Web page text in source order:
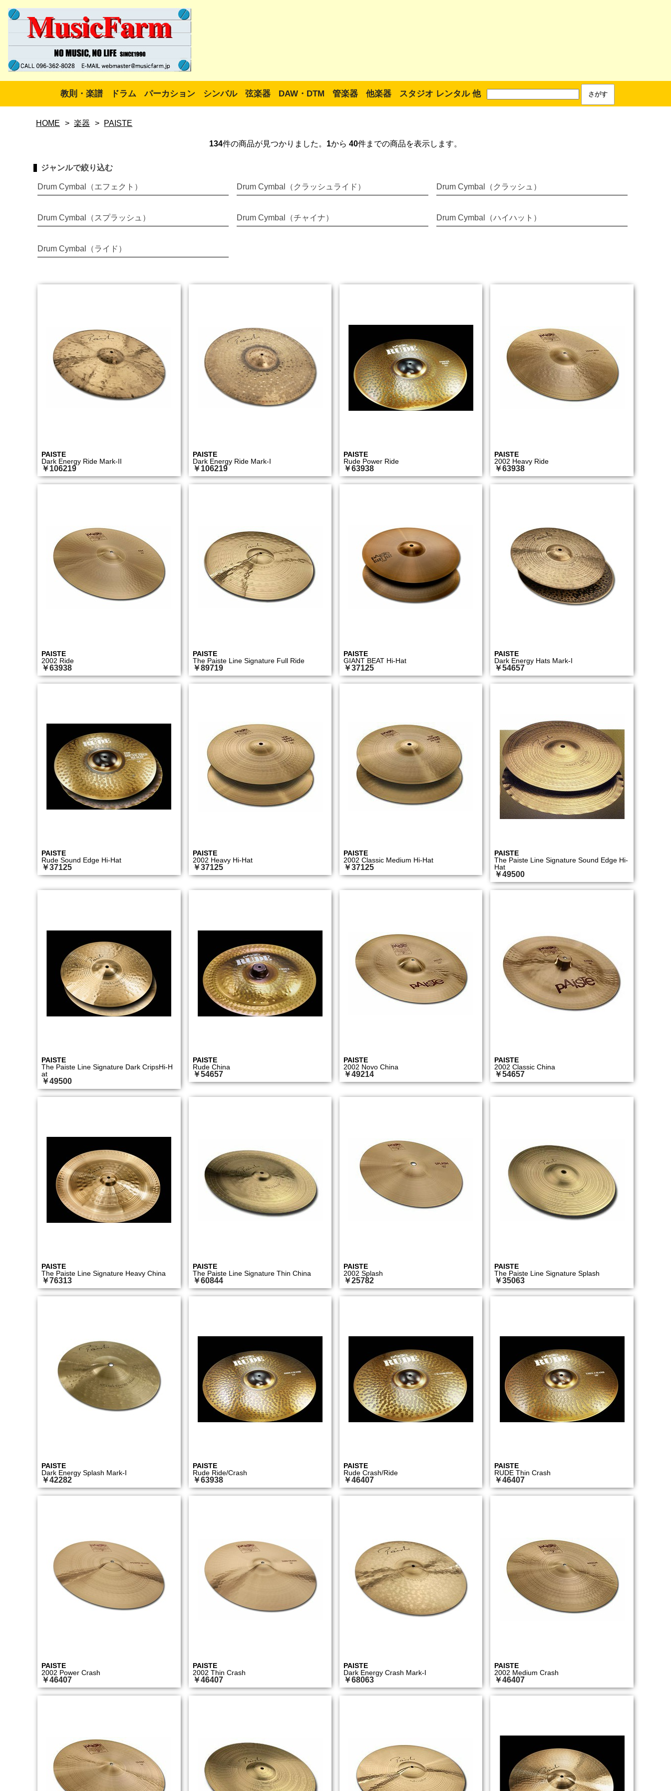
教則・楽譜 ドラム パーカション シンバル 弦楽器 DAW・DTM 管楽器 他楽器 スタジオ レンタル 他
HOME > 楽器 > PAISTE
134件の商品が見つかりました。 1から 40件までの商品を表示します。
ジャンルで絞り込む
Drum Cymbal（エフェクト） Drum Cymbal（クラッシュライド） Drum Cymbal（クラッシュ）
Drum Cymbal（スプラッシュ） Drum Cymbal（チャイナ） Drum Cymbal（ハイハット）
Drum Cymbal（ライド）
PAISTE
Dark Energy Ride Mark-II
￥106219
PAISTE
Dark Energy Ride Mark-I
￥106219
PAISTE
Rude Power Ride
￥63938
PAISTE
2002 Heavy Ride
￥63938
PAISTE
2002 Ride
￥63938
PAISTE
The Paiste Line Signature Full Ride
￥89719
PAISTE
GIANT BEAT Hi-Hat
￥37125
PAISTE
Dark Energy Hats Mark-I
￥54657
PAISTE
Rude Sound Edge Hi-Hat
￥37125
PAISTE
2002 Heavy Hi-Hat
￥37125
PAISTE
2002 Classic Medium Hi-Hat
￥37125
PAISTE
The Paiste Line Signature Sound Edge Hi-
Hat
￥49500
PAISTE
The Paiste Line Signature Dark CripsHi-H
at
￥49500
PAISTE
Rude China
￥54657
PAISTE
2002 Novo China
￥49214
PAISTE
2002 Classic China
￥54657
PAISTE
The Paiste Line Signature Heavy China
￥76313
PAISTE
The Paiste Line Signature Thin China
￥60844
PAISTE
2002 Splash
￥25782
PAISTE
The Paiste Line Signature Splash
￥35063
PAISTE
Dark Energy Splash Mark-I
￥42282
PAISTE
Rude Ride/Crash
￥63938
PAISTE
Rude Crash/Ride
￥46407
PAISTE
RUDE Thin Crash
￥46407
PAISTE
2002 Power Crash
￥46407
PAISTE
2002 Thin Crash
￥46407
PAISTE
Dark Energy Crash Mark-I
￥68063
PAISTE
2002 Medium Crash
￥46407